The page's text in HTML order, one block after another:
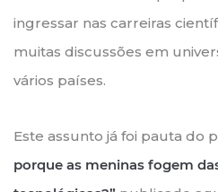
ingressar nas carreiras
muitas discussões em
vários países.
Este assunto já foi pauta do
porque as meninas fogem